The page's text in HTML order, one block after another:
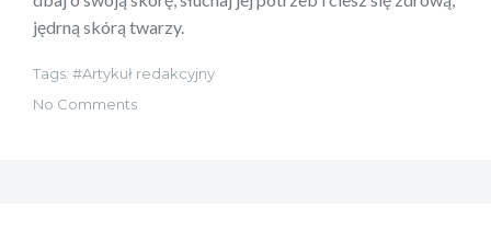
jędrną skórą twarzy.
Tags:
Artykuł redakcyjny
No Comments